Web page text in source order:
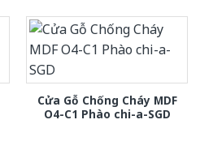
Cửa Gỗ Chống Cháy MDF
O4-C1 Phào chi-a-SGD